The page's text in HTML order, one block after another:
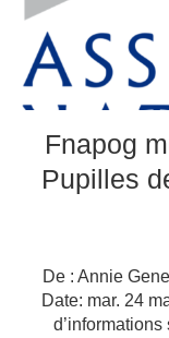
Fnapog
Pupilles
De : Annie
Date: mar. 24